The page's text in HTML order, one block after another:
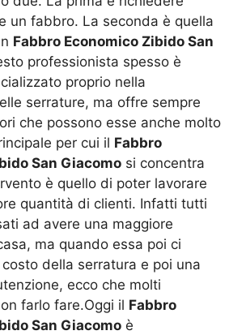
un fabbro. La seconda è quella
Fabbro Economico Zibido San
professionista spesso è
proprio nella
serrature, ma offre sempre
che possono esse anche molto
per cui il Fabbro
San Giacomo si concentra
è quello di poter lavorare
quantità di clienti. Infatti tutti
ad avere una maggiore
ma quando essa poi ci
della serratura e poi una
ecco che molti
farlo fare.Oggi il Fabbro
San Giacomo è